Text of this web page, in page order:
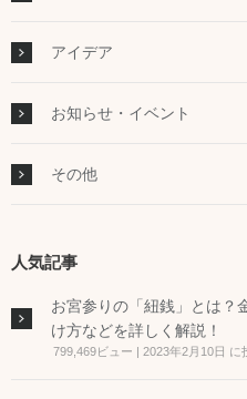
アイデア
お知らせ・イベント
その他
人気記事
お宮参りの「紐銭」とは？
け方などを詳しく解説！
799,469ビュー | 2023年2月10日 に